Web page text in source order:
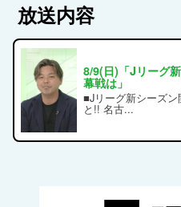
放送内容
8/9(日)「Jリーグ
幕戦は」
■Jリーグ新シーズ
と!! 名古...